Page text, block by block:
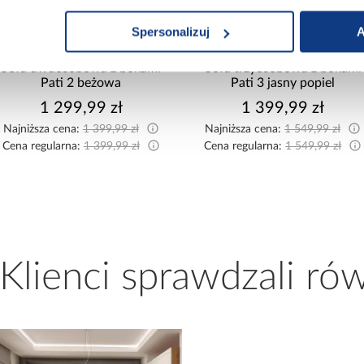
Spersonalizuj
Pati 2 beżowa
1 299,99 zł
Najniższa cena:1 399,99 zł
Cena regularna:1 399,99 zł
Pati 3 jasny popiel
1 399,99 zł
Najniższa cena:1 549,99 zł
Cena regularna:1 549,99 zł
Klienci sprawdzali